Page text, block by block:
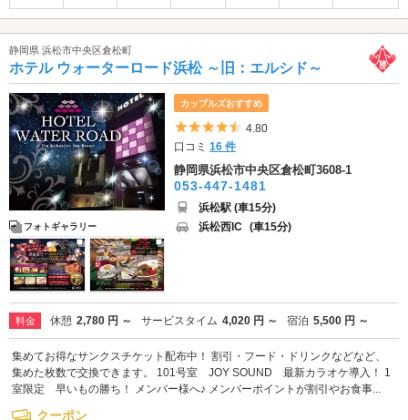
静岡県 浜松市中央区倉松町
ホテル ウォーターロード浜松 ～旧：エルシド～
フォトギャラリー
カップルズおすすめ
5つ星のうち4.5
4.80
口コミ16 件
静岡県浜松市中央区倉松町3608-1
053-447-1481
浜松駅 (車15分)
浜松西IC (車15分)
料金 休憩 2,780 円 ～ サービスタイム 4,020 円 ～ 宿泊 5,500 円 ～
集めてお得なサンクスチケット配布中！ 割引・フード・ドリンクなどなど、
集めた枚数で交換できます。 101号室 JOY SOUND 最新カラオケ導入！ 1
室限定 早いもの勝ち！ メンバー様へ♪ メンバーポイントが割引やお食事...
クーポン